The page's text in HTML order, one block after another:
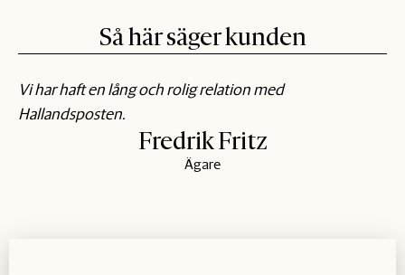
Så här säger kunden
Vi har haft en lång och rolig relation med
Hallandsposten.
Fredrik Fritz
Ägare